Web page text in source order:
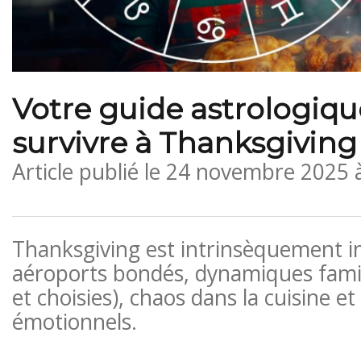
Votre guide
survivre à Thanksgiving
Article publié le 24 novembre 2025
Thanksgiving est intrinsèquement
aéroports bondés, dynamiques
et choisies), chaos dans la cuisine
émotionnels.